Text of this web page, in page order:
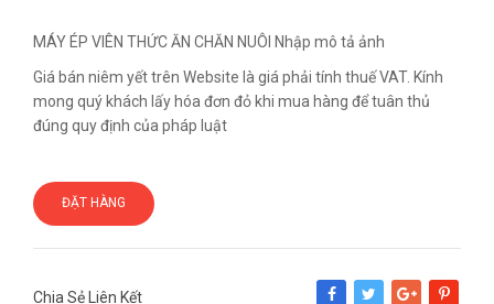
MÁY ÉP VIÊN THỨC ĂN CHĂN NUÔI Nhập mô tả ảnh
Giá bán niêm yết trên Website là giá phải tính thuế VAT. Kính
mong quý khách lấy hóa đơn đỏ khi mua hàng để tuân thủ
đúng quy định của pháp luật
ĐẶT HÀNG
Chia Sẻ Liên Kết